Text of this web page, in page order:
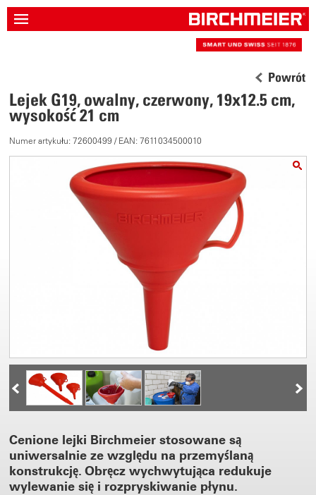
Powrót
Lejek G19, owalny, czerwony, 19x12.5 cm,
wysokość 21 cm
Numer artykułu: 72600499 / EAN: 7611034500010
Cenione lejki Birchmeier stosowane są
uniwersalnie ze względu na przemyślaną
konstrukcję. Obręcz wychwytująca redukuje
wylewanie się i rozpryskiwanie płynu.